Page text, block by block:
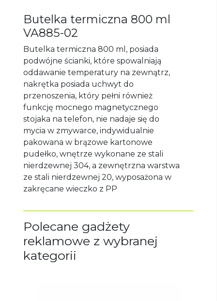
Butelka termiczna 800 ml
VA885-02
Butelka termiczna 800 ml, posiada
podwójne ścianki, które spowalniają
oddawanie temperatury na zewnątrz,
nakrętka posiada uchwyt do
przenoszenia, który pełni również
funkcję mocnego magnetycznego
stojaka na telefon, nie nadaje się do
mycia w zmywarce, indywidualnie
pakowana w brązowe kartonowe
pudełko, wnętrze wykonane ze stali
nierdzewnej 304, a zewnętrzna warstwa
ze stali nierdzewnej 20, wyposażona w
zakręcane wieczko z PP
Polecane gadżety
reklamowe z wybranej
kategorii